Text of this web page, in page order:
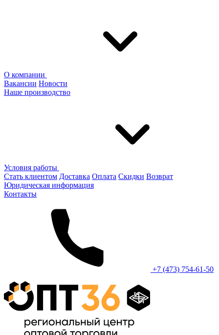
О компании
Вакансии Новости
Наше производство
Условия работы
Стать клиентом Доставка Оплата Скидки Возврат
Юридическая информация
Контакты
+7 (473) 754-61-50